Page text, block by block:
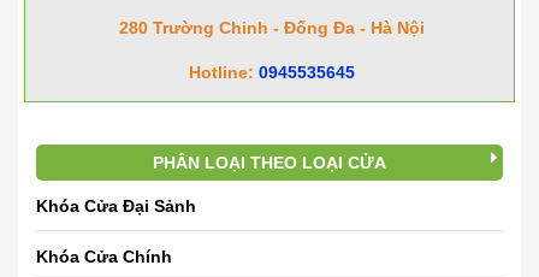
280 Trường Chinh - Đống Đa - Hà Nội
Hotline: 0945535645
PHÂN LOẠI THEO LOẠI CỬA
Khóa Cửa Đại Sảnh
Khóa Cửa Chính